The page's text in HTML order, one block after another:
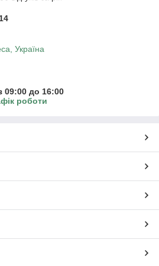
Україна
09:00 до 16:00
роботи